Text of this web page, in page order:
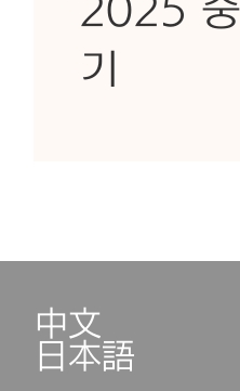
2025
기
中文
日本語